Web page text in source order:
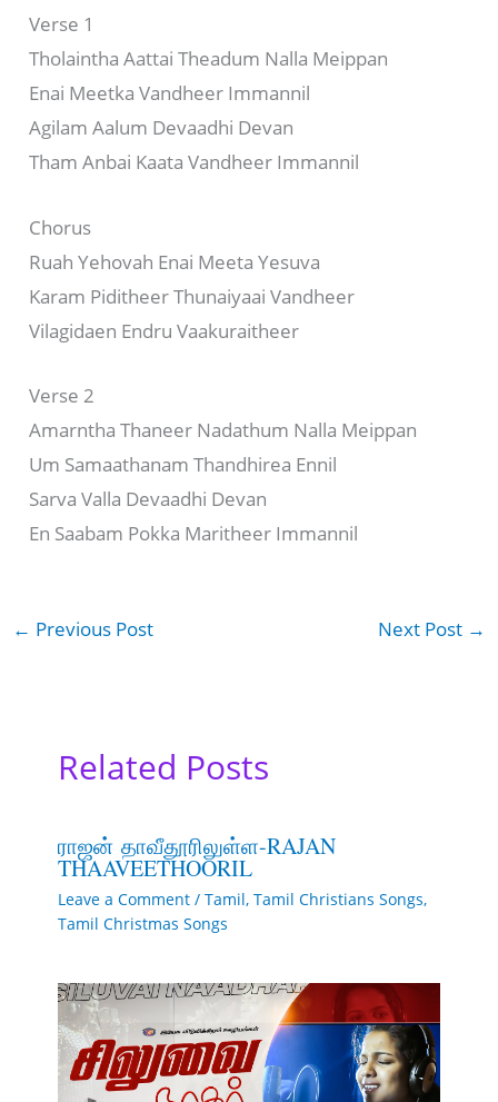
Verse 1
Tholaintha Aattai Theadum Nalla Meippan
Enai Meetka Vandheer Immannil
Agilam Aalum Devaadhi Devan
Tham Anbai Kaata Vandheer Immannil
Chorus
Ruah Yehovah Enai Meeta Yesuva
Karam Piditheer Thunaiyaai Vandheer
Vilagidaen Endru Vaakuraitheer
Verse 2
Amarntha Thaneer Nadathum Nalla Meippan
Um Samaathanam Thandhirea Ennil
Sarva Valla Devaadhi Devan
En Saabam Pokka Maritheer Immannil
← Previous Post Next Post →
Related Posts
ராஜன் தாவீதூரிலுள்ள-RAJAN
THAAVEETHOORIL
Leave a Comment / Tamil, Tamil Christians Songs,
Tamil Christmas Songs